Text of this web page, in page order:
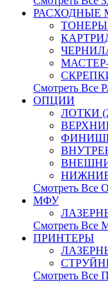
РАСХОДНЫЕ
ТОНЕРЫ
Смотреть
ОПЦИИ
ЛОТКИ
НИЖНИЕ
Смотреть
МФУ
Смотреть Все
ПРИНТЕРЫ
Смотреть